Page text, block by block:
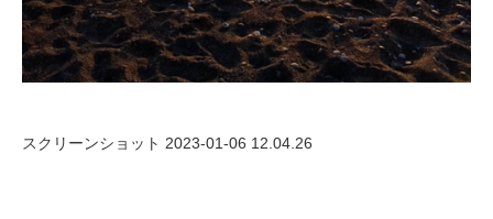
スクリーンショット 2023-01-06 12.04.26